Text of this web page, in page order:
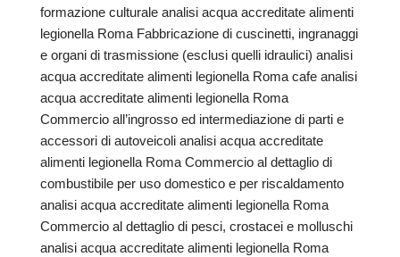
formazione culturale analisi acqua accreditate alimenti
legionella Roma Fabbricazione di cuscinetti, ingranaggi
e organi di trasmissione (esclusi quelli idraulici) analisi
acqua accreditate alimenti legionella Roma cafe analisi
acqua accreditate alimenti legionella Roma
Commercio all’ingrosso ed intermediazione di parti e
accessori di autoveicoli analisi acqua accreditate
alimenti legionella Roma Commercio al dettaglio di
combustibile per uso domestico e per riscaldamento
analisi acqua accreditate alimenti legionella Roma
Commercio al dettaglio di pesci, crostacei e molluschi
analisi acqua accreditate alimenti legionella Roma